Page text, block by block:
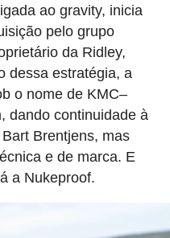
ao gravity, inicia
pelo grupo
da Ridley,
dessa estratégia, a
o nome de KMC–
dando continuidade à
Brentjens, mas
e de marca. E
a Nukeproof.